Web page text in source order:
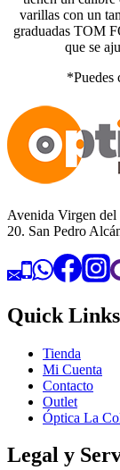
varillas con un
graduadas TOM
que se
*Puedes
Avenida Virgen
20. San Pedro
Quick Links
Tienda
Mi Cuenta
Contacto
Outlet
Óptica La
Legal y